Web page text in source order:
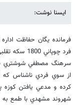
ایسنا نوشت:
فرمانده يگان حفاظت
فرد چوپاني 1800 سكه تقلبي برنجي را به شهروند مشهدي فروخت.
سرهنگ مصطفي شوشتري
از سوي فردي ناشناس كه
كرده و مدعي يافتن
شهروند مشهدي با طمع